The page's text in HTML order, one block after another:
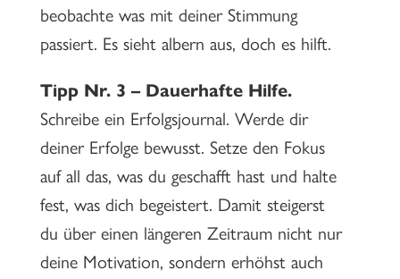
beobachte was mit deiner Stimmung
passiert. Es sieht albern aus, doch es hilft.
Tipp Nr. 3 – Dauerhafte Hilfe.
Schreibe ein Erfolgsjournal. Werde dir
deiner Erfolge bewusst. Setze den Fokus
auf all das, was du geschafft hast und halte
fest, was dich begeistert. Damit steigerst
du über einen längeren Zeitraum nicht nur
deine Motivation, sondern erhöhst auch